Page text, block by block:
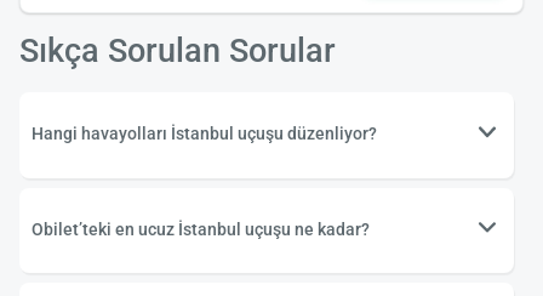
Sıkça Sorulan Sorular
Hangi havayolları İstanbul uçuşu düzenliyor?
Obilet’teki en ucuz İstanbul uçuşu ne kadar?